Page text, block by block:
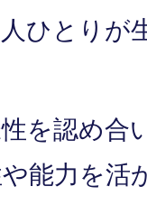
ひとりが
を認め合
能力を活